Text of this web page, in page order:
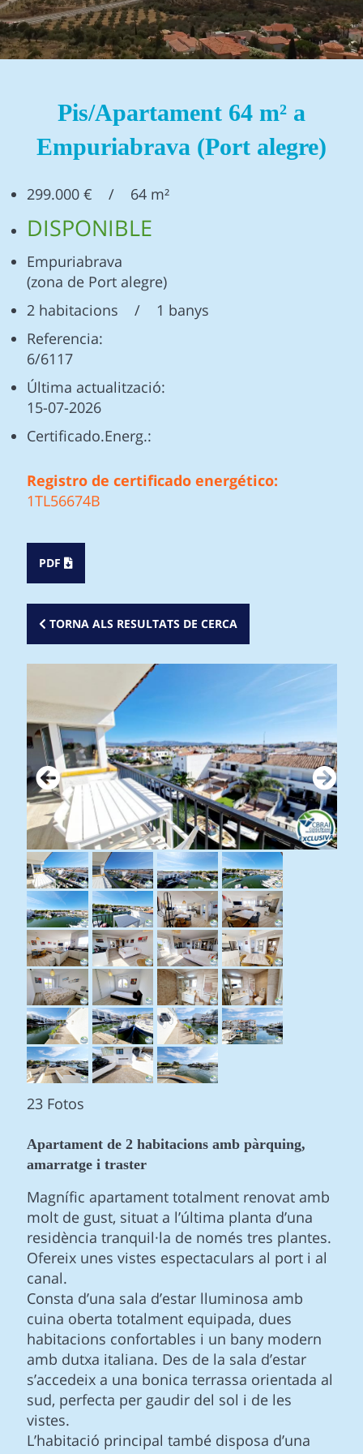
Pis/Apartament 64 m² a
Empuriabrava (Port alegre)
299.000 € / 64 m²
DISPONIBLE
Empuriabrava
(zona de Port alegre)
2 habitacions / 1 banys
Referencia:
6/6117
Última actualització:
15-07-2026
Certificado.Energ.:
Registro de certificado energético:
1TL56674B
PDF
TORNA ALS RESULTATS DE CERCA
23 Fotos
Apartament de 2 habitacions amb pàrquing,
amarratge i traster
Magnífic apartament totalment renovat amb
molt de gust, situat a l’última planta d’una
residència tranquil·la de només tres plantes.
Ofereix unes vistes espectaculars al port i al
canal.
Consta d’una sala d’estar lluminosa amb
cuina oberta totalment equipada, dues
habitacions confortables i un bany modern
amb dutxa italiana. Des de la sala d’estar
s’accedeix a una bonica terrassa orientada al
sud, perfecta per gaudir del sol i de les
vistes.
L’habitació principal també disposa d’una